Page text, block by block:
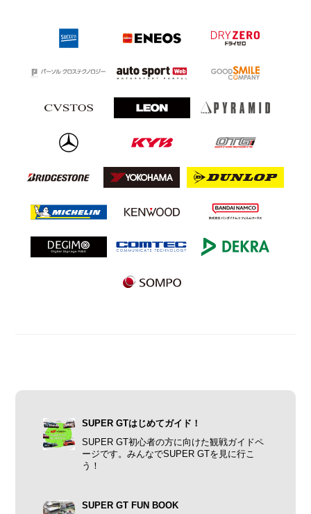
SUPER GTはじめてガイド！
SUPER GT初心者の方に向けた観戦ガイドペ
ージです。みんなでSUPER GTを見に行こ
う！
SUPER GT FUN BOOK